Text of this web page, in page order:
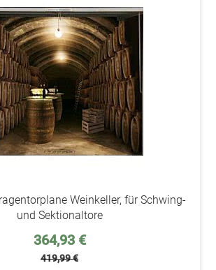
Weinkeller, für Schwing-
und Sektionaltore
Sonderpreis
364,93 €
419,99 €